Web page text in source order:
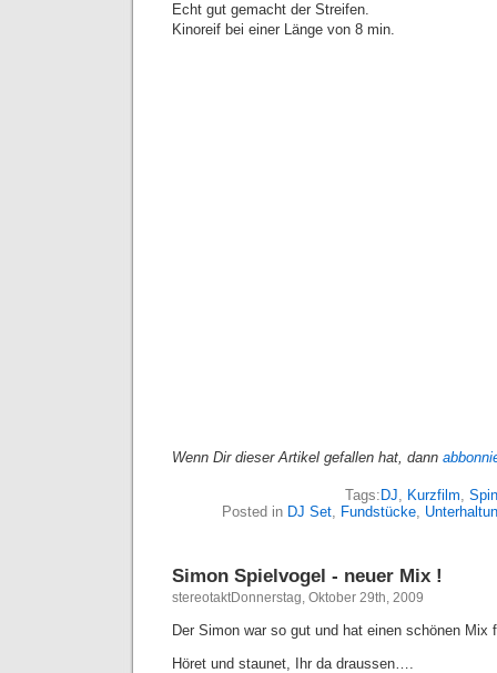
Echt gut gemacht der Streifen.
Kinoreif bei einer Länge von 8 min.
Wenn Dir dieser Artikel gefallen hat, dann
Tags: DJ, Kurzfilm, Spin
Posted in DJ Set, Fundstücke,
Simon Spielvogel - neuer Mix !
stereotaktDonnerstag, Oktober 29th, 2009
Der Simon war so gut und hat einen schönen Mix
Höret und staunet, Ihr da draussen….